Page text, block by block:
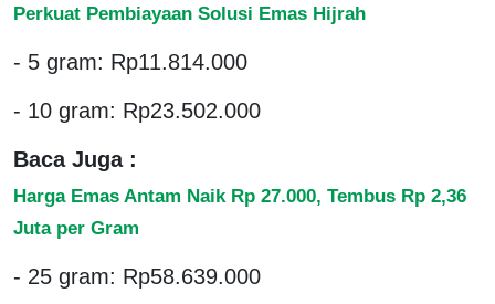
Perkuat Pembiayaan Solusi Emas Hijrah
- 5 gram: Rp11.814.000
- 10 gram: Rp23.502.000
Baca Juga :
Harga Emas Antam Naik Rp 27.000, Tembus Rp 2,36
Juta per Gram
- 25 gram: Rp58.639.000